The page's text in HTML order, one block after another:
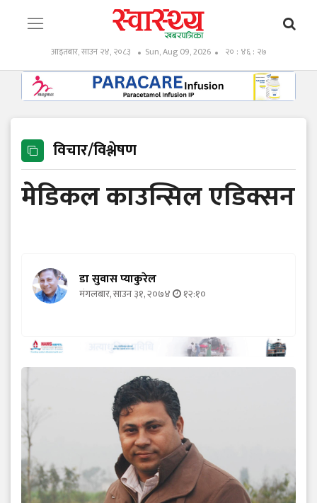
आइतबार, साउन २४, २०८३ Sun, Aug 09, 2026 २० : ४६ : २९
विचार/विश्लेषण
मेडिकल काउन्सिल एडिक्सन
डा सुवास प्याकुरेल
मंगलबार, साउन ३१, २०७४ १२:१०